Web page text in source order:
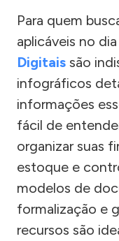
Para quem
aplicáveis no
Digitais são
infográficos
informações
fácil de
organizar suas
estoque e
modelos de
formalização e
recursos são